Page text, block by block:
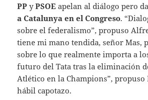
PPyPSOE apelan al diálogo pero
a Catalunya en el Congreso.
sobre el federalismo”, propuso
tiene mi mano tendida, señor Mas,
sobre lo que realmente importa a
futuro del Tata tras la eliminación
Atlético en la Champions”, propuso
hábil capotazo.